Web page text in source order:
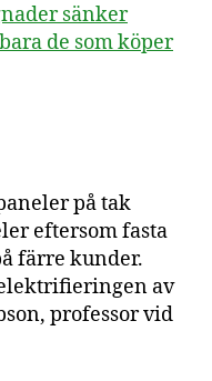
sänker
de som köper
på tak
eftersom fasta
färre kunder.
av
professor vid